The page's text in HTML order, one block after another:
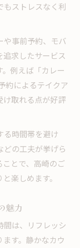
ストレスなく利
や事前予約、モバ
求したサービス
例えば「カレー
約によるテイクア
け取れる点が好評
る時間帯を避け
の工夫が挙げら
とで、高崎のご
楽しめます。
魅力
間は、リフレッシ
す。静かなカウ